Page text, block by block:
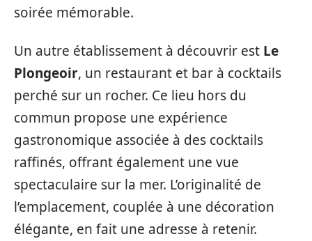
soirée mémorable.
Un autre établissement à découvrir est Le
Plongeoir, un restaurant et bar à cocktails
perché sur un rocher. Ce lieu hors du
commun propose une expérience
gastronomique associée à des cocktails
raffinés, offrant également une vue
spectaculaire sur la mer. L’originalité de
l’emplacement, couplée à une décoration
élégante, en fait une adresse à retenir.